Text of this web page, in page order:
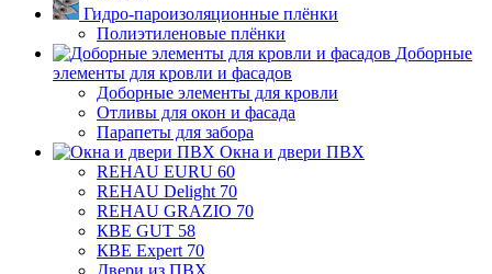
Гидро-пароизоляционные плёнки
Полиэтиленовые плёнки
Доборные
элементы для кровли и фасадов
Доборные элементы для кровли
Отливы для окон и фасада
Парапеты для забора
Окна и двери ПВХ
REHAU EURU 60
REHAU Delight 70
REHAU GRAZIO 70
КВЕ GUT 58
КВЕ Expert 70
Двери из ПВХ